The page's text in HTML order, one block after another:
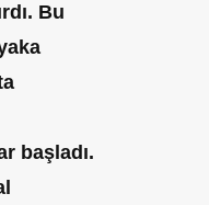
Bu
başladı.